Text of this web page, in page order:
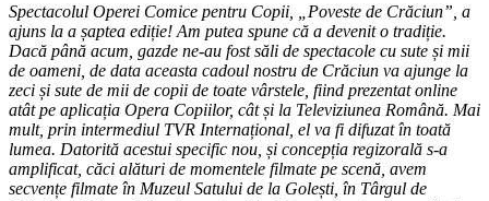
Spectacolul Operei Comice pentru Copii, „Poveste de Crăciun”, a
ajuns la a șaptea ediție! Am putea spune că a devenit o tradiție.
Dacă până acum, gazde ne-au fost săli de spectacole cu sute și mii
de oameni, de data aceasta cadoul nostru de Crăciun va ajunge la
zeci și sute de mii de copii de toate vârstele, fiind prezentat online
atât pe aplicația Opera Copiilor, cât și la Televiziunea Română. Mai
mult, prin intermediul TVR Internațional, el va fi difuzat în toată
lumea. Datorită acestui specific nou, și concepția regizorală s-a
amplificat, căci alături de momentele filmate pe scenă, avem
secvențe filmate în Muzeul Satului de la Golești, în Târgul de